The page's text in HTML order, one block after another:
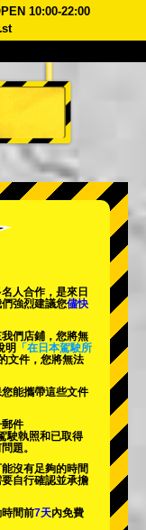
10:00-22:00
價格
預訂
東京灣
大阪
人合作，是來日
們強烈建議您儘快
們店鋪，您將無
明
「在日本駕駛所
文件，您將無法
能攜帶這些文件
件
駛執照和已取得
題。
沒有足夠的時間
自行確認並承擔
間前7天內免費